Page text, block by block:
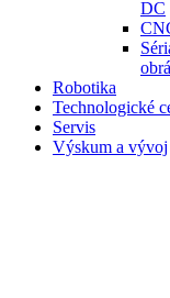
DC
Robotika
Technologické
Servis
Výskum a vývoj